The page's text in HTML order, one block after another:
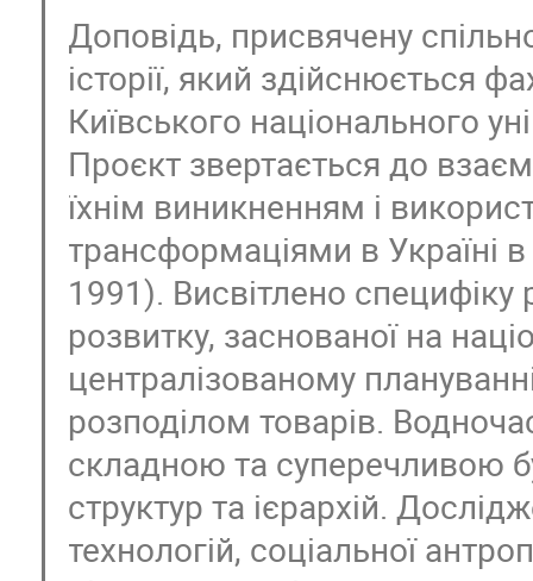
Доповідь, присвячену
історії, який здійснюється
Київського національного
Проєкт звертається до
їхнім виникненням і
трансформаціями в Україні
1991). Висвітлено специфіку
розвитку, заснованої на
централізованому
розподілом товарів.
складною та суперечливою
структур та ієрархій.
технологій, соціальної